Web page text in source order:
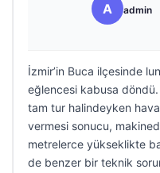
A admin
İzmir’in Buca ilçesinde
eğlencesi kabusa
tam tur halindeyken
vermesi sonucu,
metrelerce yükseklikte
de benzer bir teknik